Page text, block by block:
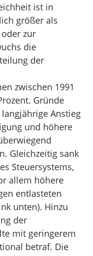
ist in
größer als
zur
die
der
zwischen 1991
Gründe
Anstieg
und höhere
Gleichzeitig sank
Steuersystems,
allem höhere
entlasteten
unten). Hinzu
der
mit geringerem
betraf. Die